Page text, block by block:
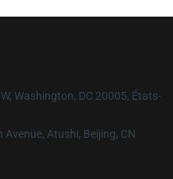
Washington, DC 20005, États-
Avenue, Atushi, Beijing, CN